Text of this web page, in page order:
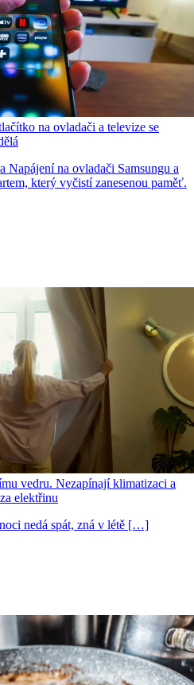
na ovladači a televize se
Napájení na ovladači Samsungu a
který vyčistí zanesenou paměť.
vedru. Nezapínají klimatizaci a
elektřinu
nedá spát, zná v létě […]